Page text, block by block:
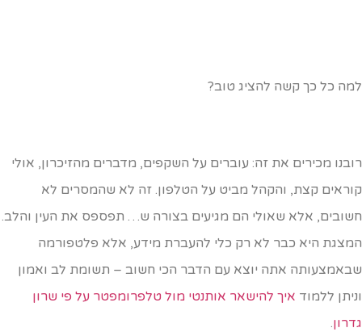
כל כך קשה להציג טוב?
מכירים את זה: עוברים על השקפים, מדברים מהזיכרון, אולי
קצת, והקהל מביט על הטלפון. זה לא שהמסרים לא
אלא שאולי הם מגיעים בצורה ש… תפספס את העין והלב.
היא כבר לא רק כלי להעברת מידע, אלא פלטפורמה
אתה יוצא עם הדבר הכי חשוב – תשומת לב ואמון
ללמודאיך להישאר אותנטי מול טלפרומפטר על פי שרון
.